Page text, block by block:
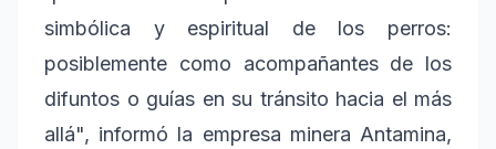
simbólica y espiritual de los perros:
posiblemente como acompañantes de los
difuntos o guías en su tránsito hacia el más
allá", informó la empresa minera Antamina,